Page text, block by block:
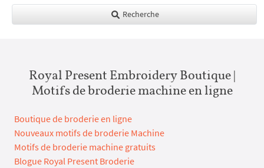
Recherche
Royal Present Embroidery Boutique |
Motifs de broderie machine en ligne
Boutique de broderie en ligne
Nouveaux motifs de broderie Machine
Motifs de broderie machine gratuits
Blogue Royal Present Broderie